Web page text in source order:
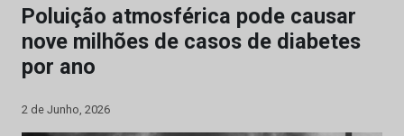
Poluição atmosférica pode causar
nove milhões de casos de diabetes
por ano
2 de Junho, 2026